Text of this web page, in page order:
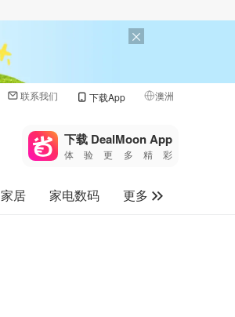
联系我们 下载App 澳洲
🇺🇸
🇨🇳 中国
🇨🇦加拿大
下载 DealMoon App
体验更多精彩
家居 家电数码
更多